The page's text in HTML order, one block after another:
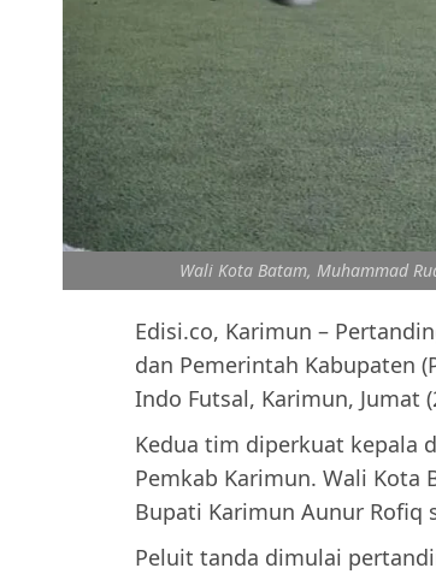
Wali Kota Batam, Muhammad
Edisi.co, Karimun –
dan Pemerintah Kabupaten
Indo Futsal, Karimun, Jumat
Kedua tim diperkuat kepala
Pemkab Karimun. Wali Kota
Bupati Karimun Aunur Rofiq
Peluit tanda dimulai